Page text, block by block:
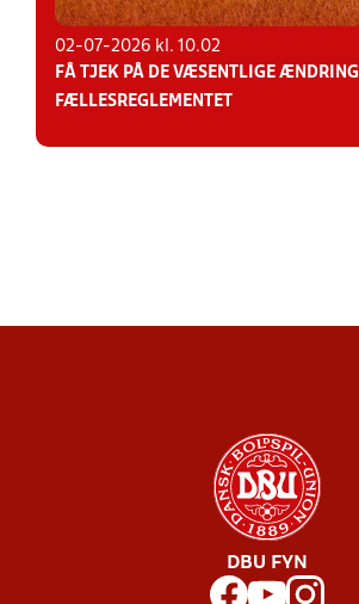
02-07-2026 kl. 10.02
FÅ TJEK PÅ DE VÆSENTLIGE
FÆLLESREGLEMENTET
DBU FYN